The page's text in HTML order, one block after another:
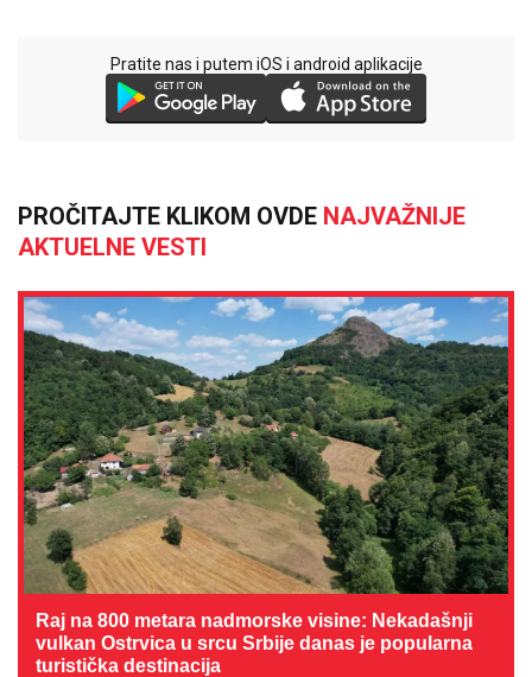
Pratite nas i putem iOS i android aplikacije
PROČITAJTE KLIKOM OVDE NAJVAŽNIJE
AKTUELNE VESTI
Raj na 800 metara nadmorske visine: Nekadašnji
vulkan Ostrvica u srcu Srbije danas je popularna
turistička destinacija